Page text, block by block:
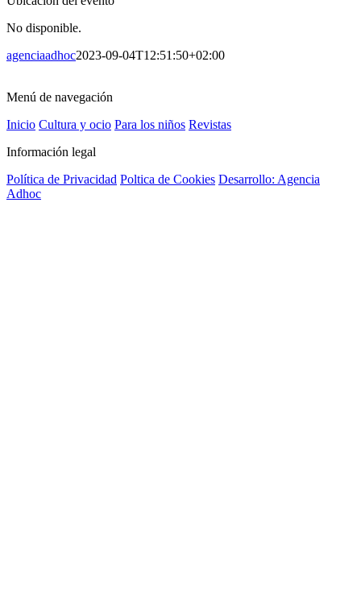
No disponible.
agenciaadhoc2023-09-04T12:51:50+02:00
Menú de navegación
Inicio Cultura y ocio Para los niños Revistas
Información legal
Política de Privacidad Poltica de Cookies Desarrollo: Agencia
Adhoc